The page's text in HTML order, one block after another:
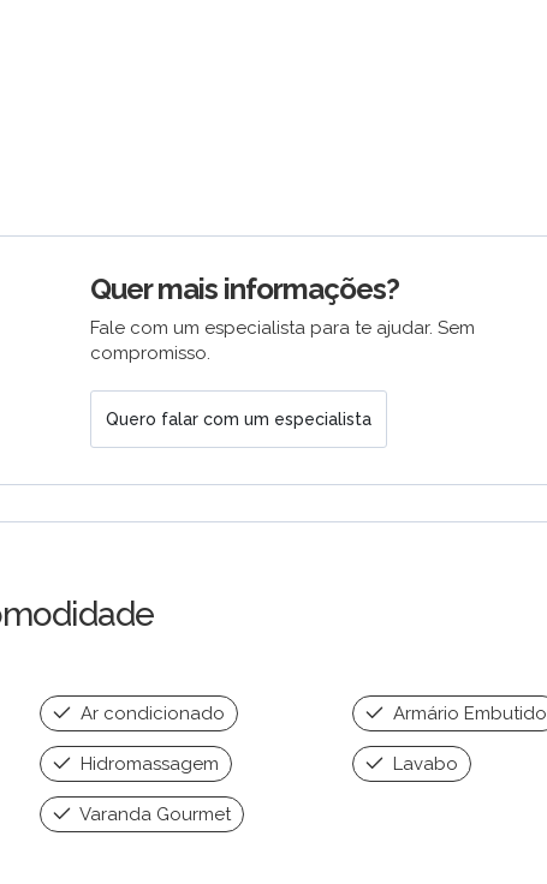
Quer mais informações?
Fale com um especialista para te ajudar. Sem
compromisso.
Quero falar com um especialista
Ar condicionado Armário Embutido
Hidromassagem Lavabo
Varanda Gourmet